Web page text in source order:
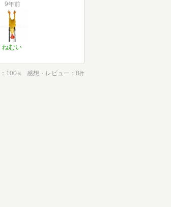
9年前
ねむい
100 ％ 感想・レビュー 8件